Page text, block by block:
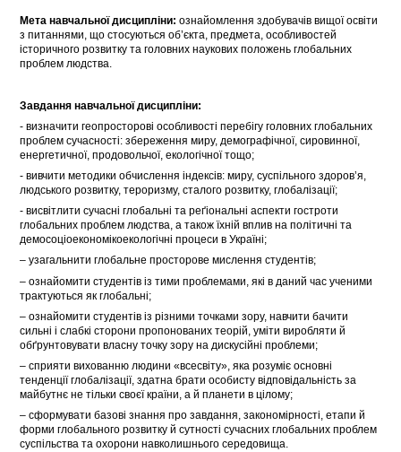
Метанавчальної дисципліни: ознайомлення здобувачів вищої освіти
з питаннями, що стосуються об’єкта, предмета, особливостей
історичного розвитку та головних наукових положень глобальних
проблем людства.
Завданнянавчальної дисципліни:
- визначити геопросторові особливості перебігу головних глобальних
проблем сучасності: збереження миру, демографічної, сировинної,
енергетичної, продовольчої, екологічної тощо;
- вивчити методики обчислення індексів: миру, суспільного здоров’я,
людського розвитку, тероризму, сталого розвитку, глобалізації;
- висвітлити сучасні глобальні та реґіональні аспекти гостроти
глобальних проблем людства, а також їхній вплив на політичні та
демосоціоекономікоекологічні процеси в Україні;
– узагальнити глобальне просторове мислення студентів;
– ознайомити студентів із тими проблемами, які в даний час ученими
трактуються як глобальні;
– ознайомити студентів із різними точками зору, навчити бачити
сильні і слабкі сторони пропонованих теорій, уміти виробляти й
обґрунтовувати власну точку зору на дискусійні проблеми;
– сприяти вихованню людини «всесвіту», яка розуміє основні
тенденції глобалізації, здатна брати особисту відповідальність за
майбутнє не тільки своєї країни, а й планети в цілому;
– сформувати базові знання про завдання, закономірності, етапи й
форми глобального розвитку й сутності сучасних глобальних проблем
суспільства та охорони навколишнього середовища.